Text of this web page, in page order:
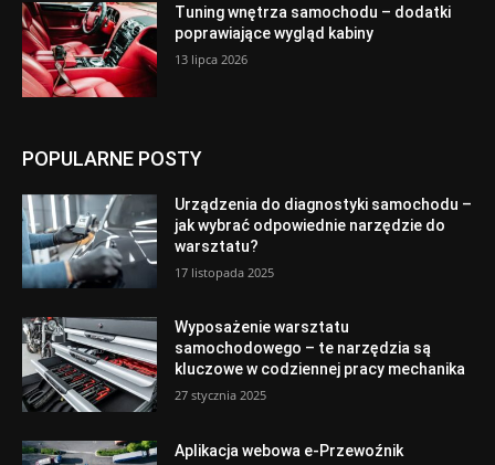
Tuning wnętrza samochodu – dodatki
poprawiające wygląd kabiny
13 lipca 2026
POPULARNE POSTY
Urządzenia do diagnostyki samochodu –
jak wybrać odpowiednie narzędzie do
warsztatu?
17 listopada 2025
Wyposażenie warsztatu
samochodowego – te narzędzia są
kluczowe w codziennej pracy mechanika
27 stycznia 2025
Aplikacja webowa e-Przewoźnik